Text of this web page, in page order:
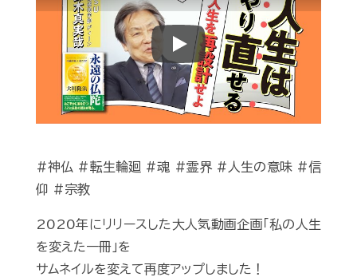
Play
#神仏 #転生輪廻 #魂 #霊界 #人生の意味 #信
仰 #宗教
2020年にリリースした大人気動画企画「私の人生
を変えた一冊」を
サムネイルを変えて再度アップしました！